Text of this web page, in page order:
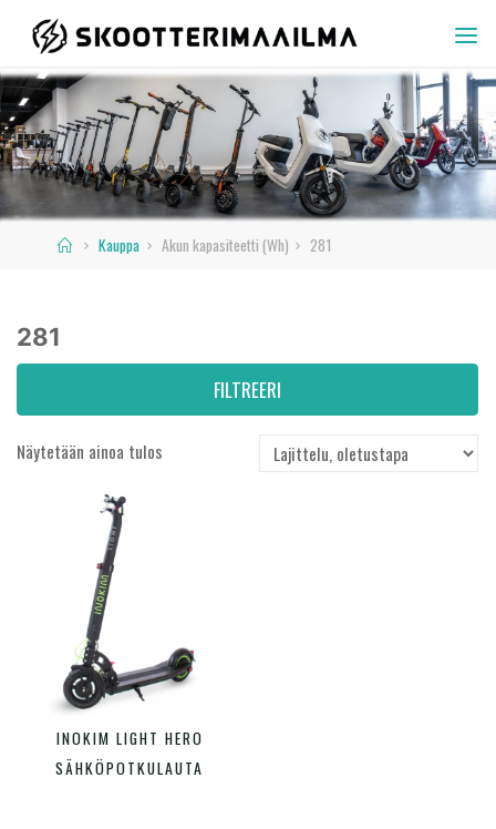
content
SKOOTTERIMAAILMA
HomeKauppa Akun kapasiteetti (Wh) 281
281
FILTREERI
Näytetään ainoa tulos
VALITSE VAIHTOEHDOISTA
INOKIM LIGHT HERO
SÄHKÖPOTKULAUTA